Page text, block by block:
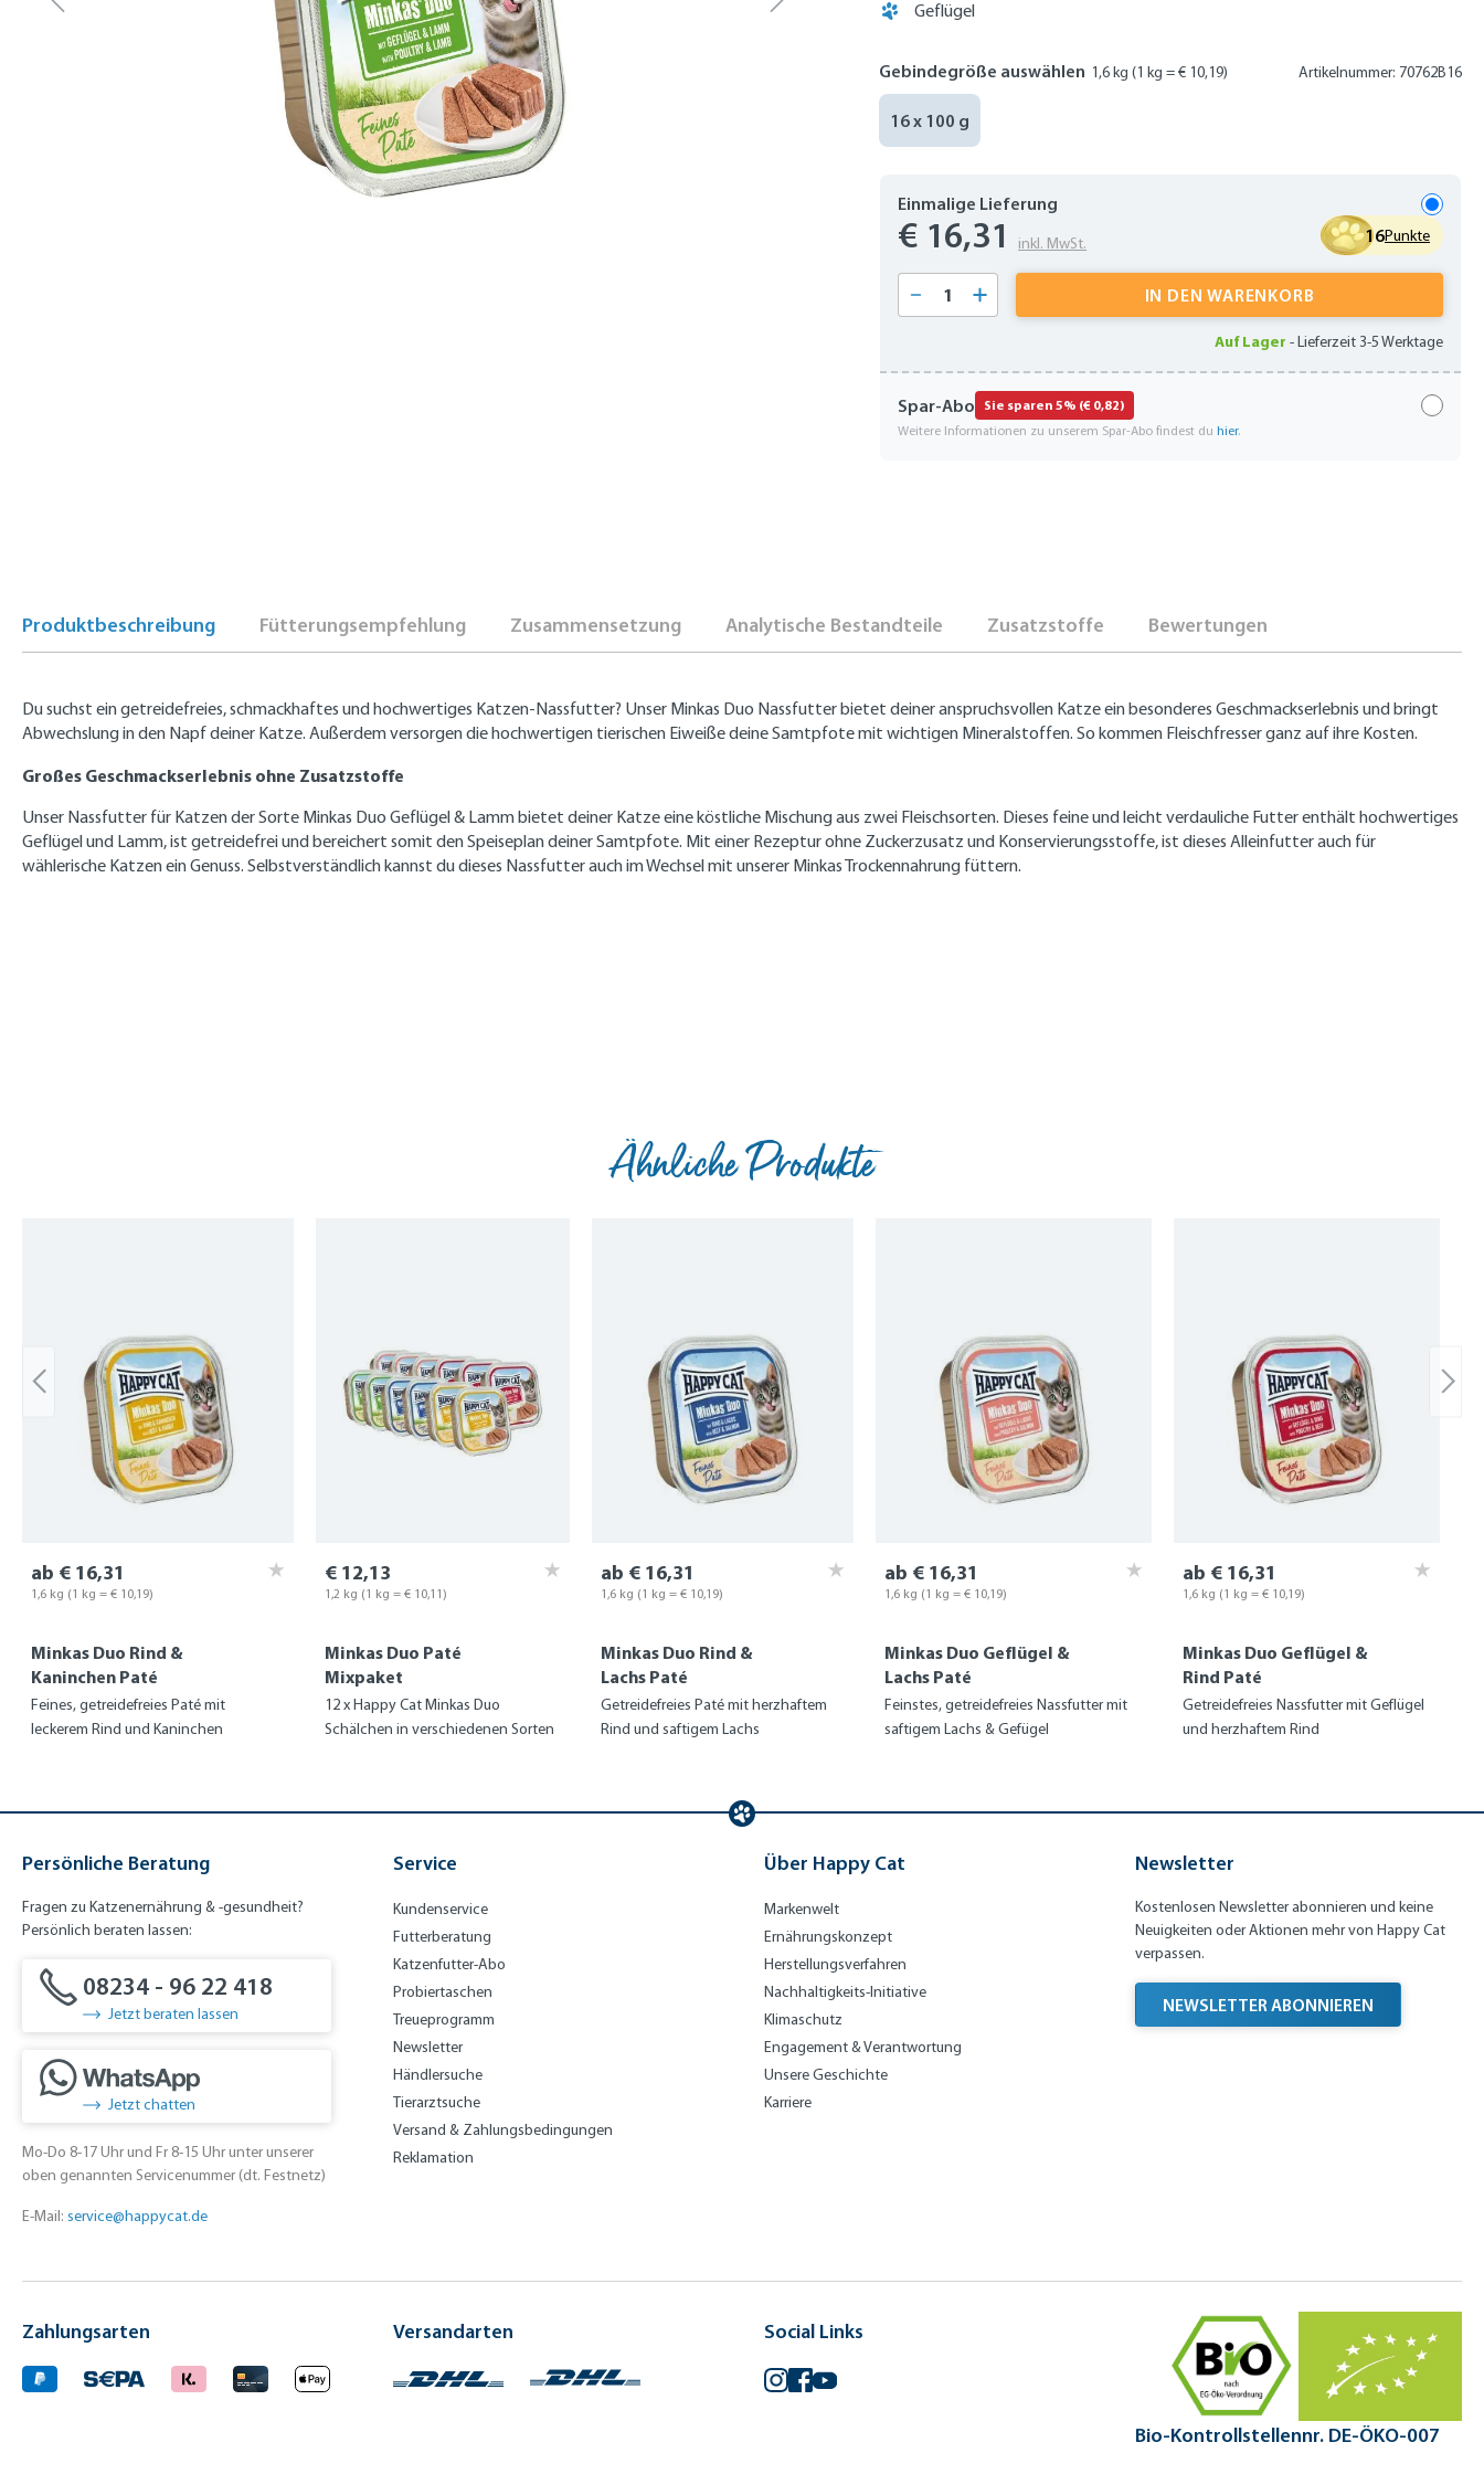
Geflügel
Gebindegröße auswählen 1,6 kg(1 kg = € 10,19) Artikelnummer: 70762B16
16 x 100 g
Einmalige Lieferung
€ 16,31 inkl. MwSt. 16Punkte
Produkt Anzahl: Gib den gewünschten Wert ein
IN DEN WARENKORB
Auf Lager -Lieferzeit 3-5 Werktage
Spar-Abo Sie sparen 5% (€ 0,82)
Weitere Informationen zu unserem Spar-Abo findest duhier.
Produktbeschreibung Fütterungsempfehlung Zusammensetzung Analytische Bestandteile Zusatzstoffe Bewertungen
Du suchst ein getreidefreies, schmackhaftes und hochwertiges Katzen-Nassfutter? Unser Minkas Duo Nassfutter bietet deiner anspruchsvollen Katze ein besonderes Geschmackserlebnis und bringt
Abwechslung in den Napf deiner Katze. Außerdem versorgen die hochwertigen tierischen Eiweiße deine Samtpfote mit wichtigen Mineralstoffen. So kommen Fleischfresser ganz auf ihre Kosten.
Großes Geschmackserlebnis ohne Zusatzstoffe
Unser Nassfutter für Katzen der Sorte Minkas Duo Geflügel & Lamm bietet deiner Katze eine köstliche Mischung aus zwei Fleischsorten. Dieses feine und leicht verdauliche Futter enthält hochwertiges
Geflügel und Lamm, ist getreidefrei und bereichert somit den Speiseplan deiner Samtpfote. Mit einer Rezeptur ohne Zuckerzusatz und Konservierungsstoffe, ist dieses Alleinfutter auch für
wählerische Katzen ein Genuss. Selbstverständlich kannst du dieses Nassfutter auch im Wechsel mit unserer Minkas Trockennahrung füttern.
Ähnliche Produkte
Minkas Duo Rind &
Kaninchen Paté
Feines, getreidefreies Paté mit
leckerem Rind und Kaninchen
ab € 16,31
1,6 kg (1 kg = € 10,19)
Minkas Duo Paté
Mixpaket
12 x Happy Cat Minkas Duo
Schälchen in verschiedenen Sorten
€ 12,13
1,2 kg (1 kg = € 10,11)
Minkas Duo Rind &
Lachs Paté
Getreidefreies Paté mit herzhaftem
Rind und saftigem Lachs
ab € 16,31
1,6 kg (1 kg = € 10,19)
Minkas Duo Geflügel &
Lachs Paté
Feinstes, getreidefreies Nassfutter mit
saftigem Lachs & Gefügel
ab € 16,31
1,6 kg (1 kg = € 10,19)
Minkas Duo Geflügel &
Rind Paté
Getreidefreies Nassfutter mit Geflügel
und herzhaftem Rind
ab € 16,31
1,6 kg (1 kg = € 10,19)
Persönliche Beratung
Fragen zu Katzenernährung & -gesundheit?
Persönlich beraten lassen:
08234 - 96 22 418
Jetzt beraten lassen
Jetzt chatten
Mo-Do 8-17 Uhr und Fr 8-15 Uhr unter unserer
oben genannten Servicenummer (dt. Festnetz)
E-Mail: service@happycat.de
Service
Kundenservice
Futterberatung
Katzenfutter-Abo
Probiertaschen
Treueprogramm
Newsletter
Händlersuche
Tierarztsuche
Versand & Zahlungsbedingungen
Reklamation
Über Happy Cat
Markenwelt
Ernährungskonzept
Herstellungsverfahren
Nachhaltigkeits-Initiative
Klimaschutz
Engagement & Verantwortung
Unsere Geschichte
Karriere
Newsletter
Kostenlosen Newsletter abonnieren und keine
Neuigkeiten oder Aktionen mehr von Happy Cat
verpassen.
NEWSLETTER ABONNIEREN
Zahlungsarten Versandarten Social Links
Instagram
Facebook
YouTube
Bio-Kontrollstellennr. DE-ÖKO-007